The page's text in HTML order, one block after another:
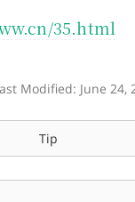
35.html
Modified: June 24,
Tip